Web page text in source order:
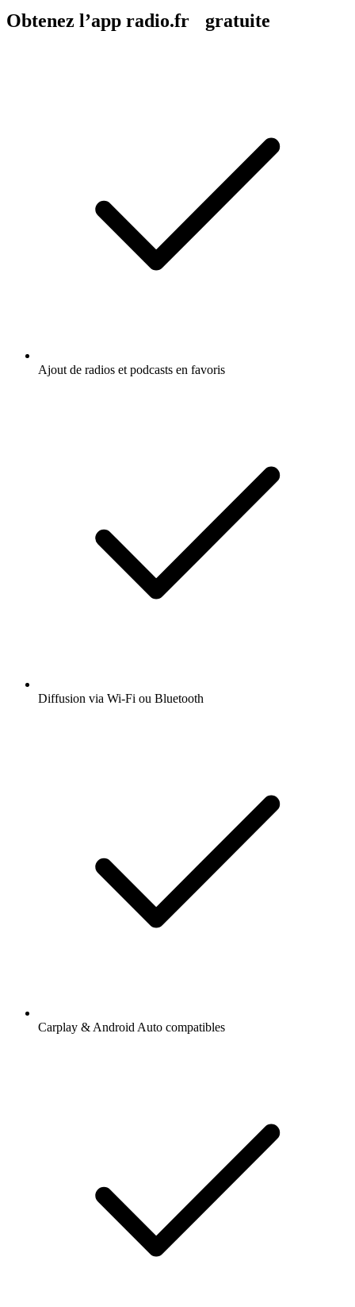
Obtenez l’app radio.fr gratuite
Ajout de radios et podcasts en favoris
Diffusion via Wi-Fi ou Bluetooth
Carplay & Android Auto compatibles